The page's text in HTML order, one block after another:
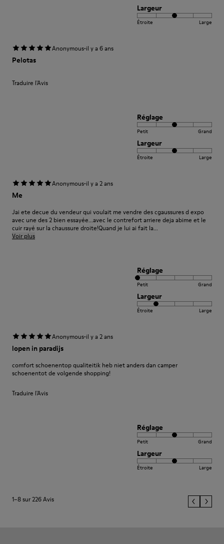
Largeur
Étroite Large
Anonymous·il y a 6 ans
Pelotas
Traduire l'Avis
Réglage
Petit Grand
Largeur
Étroite Large
Anonymous·il y a 2 ans
Me
Jai ete decue du vendeur qui voulait me vendre des cgaussures d expo
avec une des 2 bien essayée...avec le contrefort arriere deja abime et le
cuir rayé sur la chaussure droite!Quand je lui ai fait la...
Voir plus
Réglage
Petit Grand
Largeur
Étroite Large
Anonymous·il y a 2 ans
lopen in paradijs
comfort schoenentop qualiteitik heb niet anders dan camper
schoenentot de volgende shopping!
Traduire l'Avis
Réglage
Petit Grand
Largeur
Étroite Large
1–8 sur 226 Avis